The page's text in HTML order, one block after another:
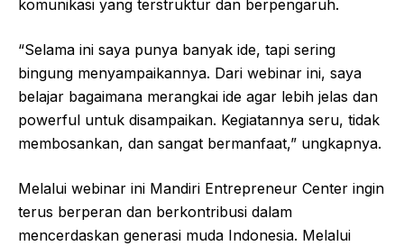
komunikasi yang terstruktur dan berpengaruh.
“Selama ini saya punya banyak ide, tapi sering
bingung menyampaikannya. Dari webinar ini, saya
belajar bagaimana merangkai ide agar lebih jelas dan
powerful untuk disampaikan. Kegiatannya seru, tidak
membosankan, dan sangat bermanfaat,” ungkapnya.
Melalui webinar ini Mandiri Entrepreneur Center ingin
terus berperan dan berkontribusi dalam
mencerdaskan generasi muda Indonesia. Melalui